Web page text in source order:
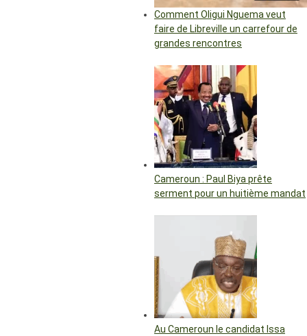
Comment Oligui Nguema veut
faire de Libreville un carrefour de
grandes rencontres
Cameroun : Paul Biya prête
serment pour un huitième mandat
Au Cameroun le candidat Issa